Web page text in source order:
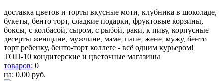
доставка цветов и торты вкусные моти, клубника в шоколаде,
букеты, бенто торт, сладкие подарки, фруктовые корзины,
боксы, с колбасой, сыром, с рыбой, раки, к пиву, корпусные
десерты женщине, мужчине, маме, папе, жене, мужу, бенто
торт ребенку, бенто-торт коллеге - всё одним курьером!
ТОП-10 кондитерские и цветочные магазины
товаров: 0
на: 0.00 руб.